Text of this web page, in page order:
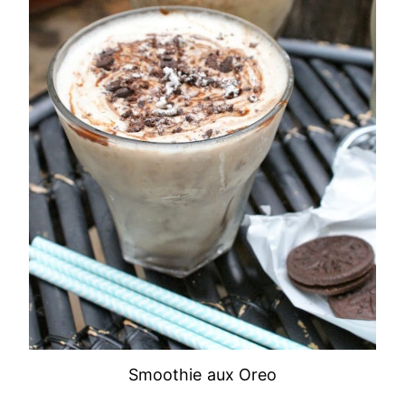
Smoothie aux Oreo